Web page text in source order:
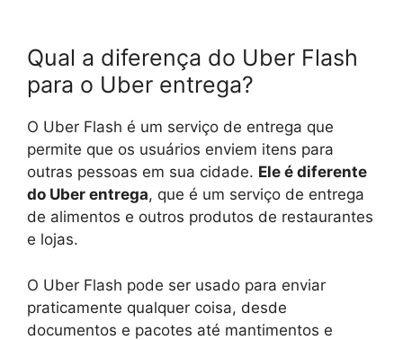
Qual a diferença do Uber Flash
para o Uber entrega?
O Uber Flash é um serviço de entrega que
permite que os usuários enviem itens para
outras pessoas em sua cidade. Ele é diferente
do Uber entrega, que é um serviço de entrega
de alimentos e outros produtos de restaurantes
e lojas.
O Uber Flash pode ser usado para enviar
praticamente qualquer coisa, desde
documentos e pacotes até mantimentos e